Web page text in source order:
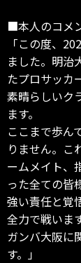
■本人のコメ
「この度、
ました。明治
たプロサッカ
素晴らしいク
ます。
ここまで歩ん
りません。こ
ームメイト、
った全ての皆
強い責任と覚
全力で戦います
ガンバ大阪に
す。」